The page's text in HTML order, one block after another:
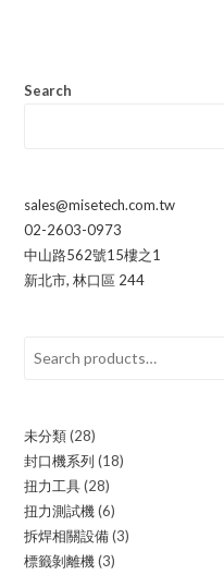
Search
sales@misetech.com.tw
02-2603-0973
中山路562號15樓之1
新北市,林口區 244
Search
未分類 2828
products
封口機系列 1818
扭力工具 2828
products
扭力測試機 66
products
拆焊相關設備 33
標籤剝離機 33